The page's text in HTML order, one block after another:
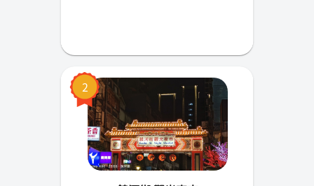
台南市
高雄市
屏東縣
2